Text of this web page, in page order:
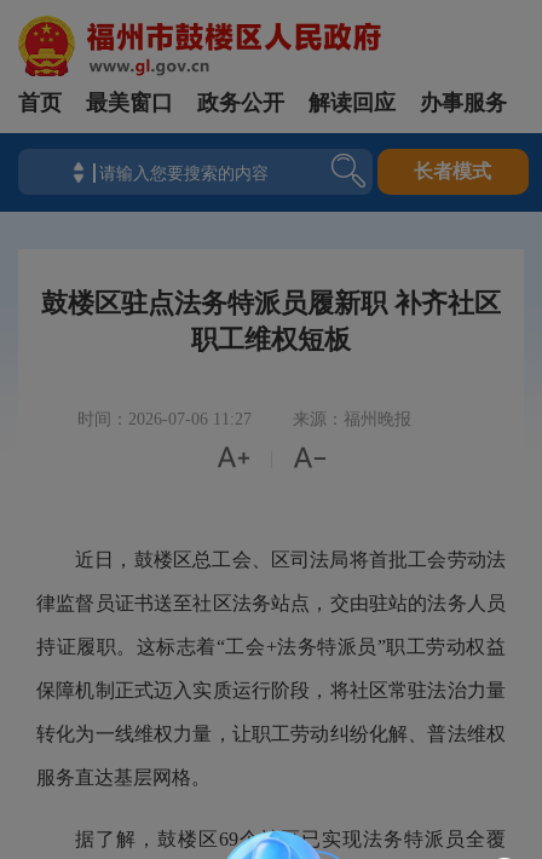
首页 最美窗口 政务公开 解读回应 办事服务
长者模式
鼓楼区驻点法务特派员履新职 补齐社区
职工维权短板
时间：2026-07-06 11:27 来源：福州晚报
 
近日，鼓楼区总工会、区司法局将首批工会劳动法
律监督员证书送至社区法务站点，交由驻站的法务人员
持证履职。这标志着“工会+法务特派员”职工劳动权益
保障机制正式迈入实质运行阶段，将社区常驻法治力量
转化为一线维权力量，让职工劳动纠纷化解、普法维权
服务直达基层网格。
据了解，鼓楼区69个社区已实现法务特派员全覆